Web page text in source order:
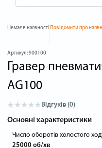
Немає в наявності Повідомити про
Артикул:900100
Гравер
AG100
Відгуків (0)
Основні характеристики
Число оборотів холостого
25000 об/хв